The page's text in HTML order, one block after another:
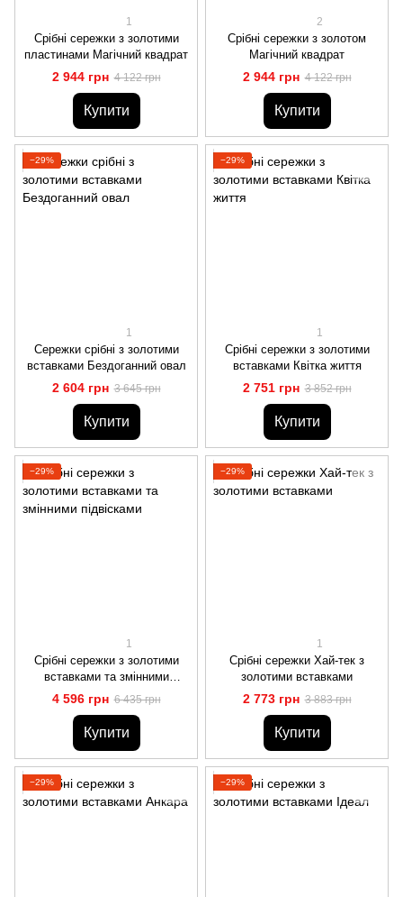
1
Срібні сережки з золотими
пластинами Магічний квадрат
2 944 грн 4 122 грн
Купити
2
Срібні сережки з золотом
Магічний квадрат
2 944 грн 4 122 грн
Купити
−29%
1
Сережки срібні з золотими
вставками Бездоганний овал
2 604 грн 3 645 грн
Купити
−29%
1
Срібні сережки з золотими
вставками Квітка життя
2 751 грн 3 852 грн
Купити
−29%
1
Срібні сережки з золотими
вставками та змінними
підвісками
4 596 грн 6 435 грн
Купити
−29%
1
Срібні сережки Хай-тек з
золотими вставками
2 773 грн 3 883 грн
Купити
−29% −29%